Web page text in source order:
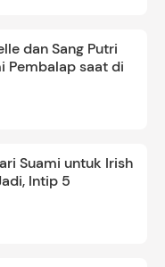
dan Sang Putri
Pembalap saat di
Suami untuk Irish
Intip 5